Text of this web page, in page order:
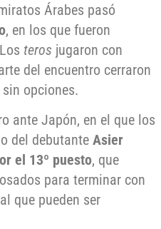
Árabes pasó
, en los que fueron
teros jugaron con
del encuentro cerraron
opciones.
ante Japón, en el que los
del debutante Asier
el 13º puesto, que
para terminar con
que pueden ser